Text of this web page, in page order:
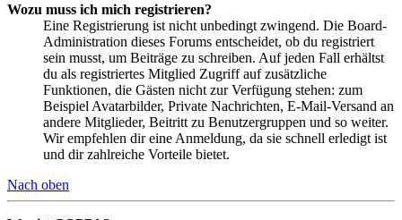
Wozu muss ich mich registrieren?
Eine Registrierung ist nicht unbedingt zwingend. Die Board-
Administration dieses Forums entscheidet, ob du registriert
sein musst, um Beiträge zu schreiben. Auf jeden Fall erhältst
du als registriertes Mitglied Zugriff auf zusätzliche
Funktionen, die Gästen nicht zur Verfügung stehen: zum
Beispiel Avatarbilder, Private Nachrichten, E-Mail-Versand an
andere Mitglieder, Beitritt zu Benutzergruppen und so weiter.
Wir empfehlen dir eine Anmeldung, da sie schnell erledigt ist
und dir zahlreiche Vorteile bietet.
Nach oben